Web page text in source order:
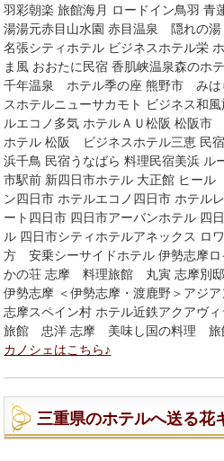
羽彩朝楽 旅館海月 ロードイン鳥羽 青
湯湯元赤目山水園 赤目温泉 隠れの
名張シティホテル ビジネスホテル栄
ま風 おおたに民宿 香肌峡温泉森のホ
千年温泉 ホテル季の座 熊野市 み
スホテルニューサカモト ビジネス
ルエコノ多気 ホテルＡＵ松阪 松阪市
ホテル 松阪 ビジネスホテル三恵 民
浜千鳥 民宿うなばら 料理民宿美浜 ル
市駅前 新四日市ホテル 大正館 ヒー
ン四日市 ホテルエコノ四日市 ホテル
ート四日市 四日市アーバンホテル 四
ル 四日市シティホテルアネックス ロ
方 安乗シーサイドホテル 伊勢志摩
かの荘 志摩 料理旅館 丸寅 志摩別邸
伊勢志摩 ＜伊勢志摩・渡鹿野＞アジ
志摩スペイン村 ホテル近鉄アクアヴ
旅館 忠洋 志摩 美味し国の料理
カノシェはこちら♪
三重県のホテルへ送る花